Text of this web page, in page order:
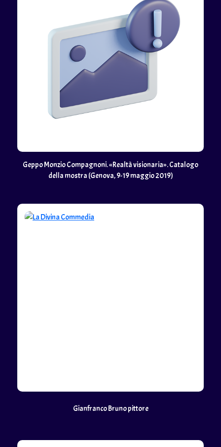
Geppo Monzio Compagnoni. «Realtà visionaria». Catalogo
della mostra (Genova, 9-19 maggio 2019)
Gianfranco Bruno pittore